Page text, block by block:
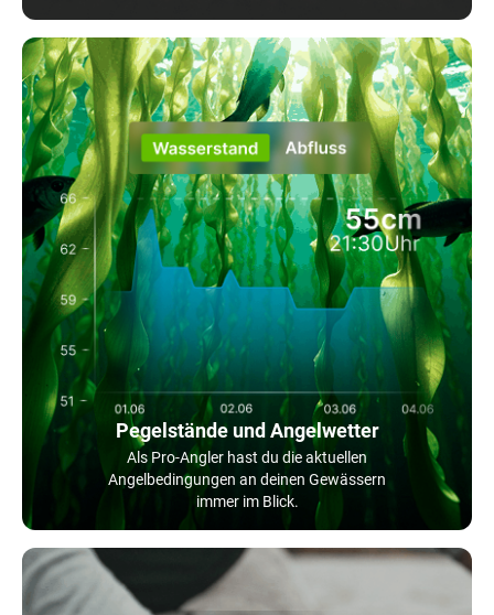
Pegelstände und Angelwetter
Als Pro-Angler hast du die aktuellen
Angelbedingungen an deinen Gewässern
immer im Blick.